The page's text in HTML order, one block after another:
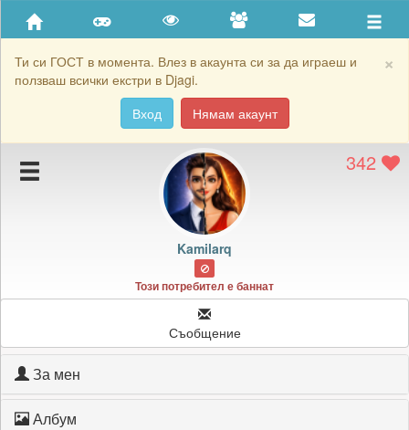
×
Ти си ГОСТ в момента. Влез в акаунта си за да играеш и
ползваш всички екстри в Djagi.
Вход
Нямам акаунт
Приятели
Хронология на игри
Подаръците на Kamilarq
Картичките на Kamilarq
342
Kamilarq
Този потребител е баннат
Съобщение
За мен
Албум